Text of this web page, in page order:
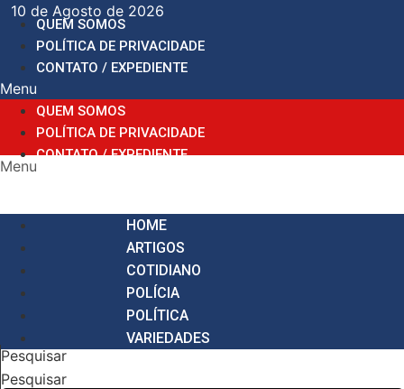
para
conteúdo
10 de Agosto de 2026
QUEM SOMOS
POLÍTICA DE PRIVACIDADE
CONTATO / EXPEDIENTE
Menu
QUEM SOMOS
POLÍTICA DE PRIVACIDADE
CONTATO / EXPEDIENTE
Menu
HOME
ARTIGOS
COTIDIANO
POLÍCIA
POLÍTICA
VARIEDADES
Pesquisar
Pesquisar